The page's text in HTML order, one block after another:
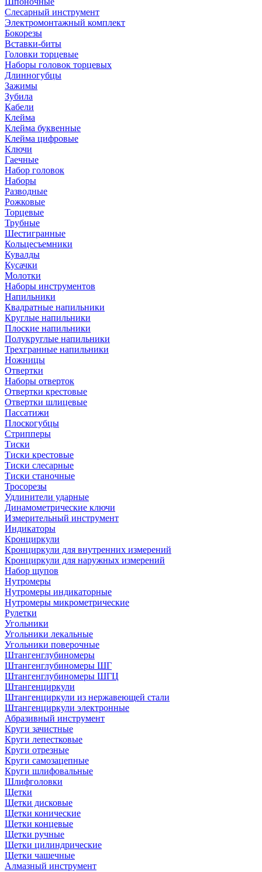
Слесарный инструмент
Электромонтажный комплект
Бокорезы
Вставки-биты
Головки торцевые
Наборы головок торцевых
Длинногубцы
Зажимы
Зубила
Кабели
Клейма
Клейма буквенные
Клейма цифровые
Ключи
Гаечные
Набор головок
Наборы
Разводные
Рожковые
Торцевые
Трубные
Шестигранные
Кольцесъемники
Кувалды
Кусачки
Молотки
Наборы инструментов
Напильники
Квадратные напильники
Круглые напильники
Плоские напильники
Полукруглые напильники
Трехгранные напильники
Ножницы
Отвертки
Наборы отверток
Отвертки крестовые
Отвертки шлицевые
Пассатижи
Плоскогубцы
Стрипперы
Тиски
Тиски крестовые
Тиски слесарные
Тиски станочные
Тросорезы
Удлинители ударные
Динамометрические ключи
Измерительный инструмент
Индикаторы
Кронциркули
Кронциркули для внутренних измерений
Кронциркули для наружных измерений
Набор щупов
Нутромеры
Нутромеры индикаторные
Нутромеры микрометрические
Рулетки
Угольники
Угольники лекальные
Угольники поверочные
Штангенглубиномеры
Штангенглубиномеры ШГ
Штангенглубиномеры ШГЦ
Штангенциркули
Штангенциркули из нержавеющей стали
Штангенциркули электронные
Абразивный инструмент
Круги зачистные
Круги лепестковые
Круги отрезные
Круги самозацепные
Круги шлифовальные
Шлифголовки
Щетки
Щетки дисковые
Щетки конические
Щетки концевые
Щетки ручные
Щетки цилиндрические
Щетки чашечные
Алмазный инструмент